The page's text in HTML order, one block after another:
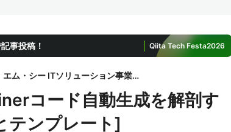
事投稿！ Qiita Tech Festa2026
株式会社ピー・エム・シー ITソリューション事業部
コード自動生成を解剖す
テンプレート]